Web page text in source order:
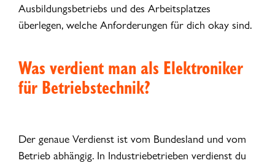
Ausbildungsbetriebs und des Arbeitsplatzes
überlegen, welche Anforderungen für dich okay sind.
Was verdient man als Elektroniker
für Betriebstechnik?
Der genaue Verdienst ist vom Bundesland und vom
Betrieb abhängig. In Industriebetrieben verdienst du